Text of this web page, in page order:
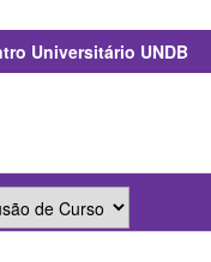
Universitário UNDB